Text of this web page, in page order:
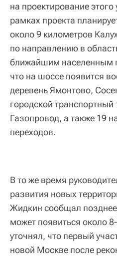
на проектирование
рамках проекта
около 9 километров
по направлению в
ближайшим населенным
что на шоссе появится
деревень Ямонтово,
городской транспортный
Газопровод, а также 19
переходов.
В то же время
развития новых
Жидкин сообщал
может появиться около
уточнял, что первый
новой Москве после